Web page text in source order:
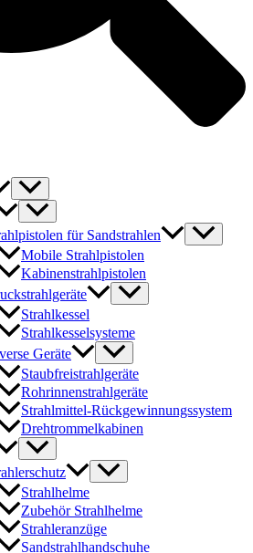
für Sandstrahlen
Mobile Strahlpistolen
Kabinenstrahlpistolen
Strahlkessel
Strahlkesselsysteme
Geräte
Staubfreistrahlgeräte
Rohrinnenstrahlgeräte
Strahlmittel-Rückgewinnungssystem
Drehtrommelkabinen
Strahlhelme
Zubehör Strahlhelme
Strahleranzüge
Sandstrahlhandschuhe